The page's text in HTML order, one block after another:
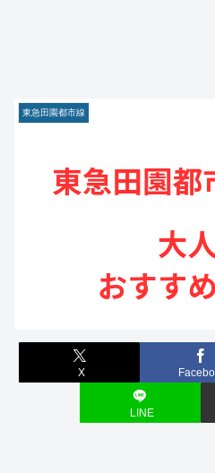
東急田園都市線
X
LINE